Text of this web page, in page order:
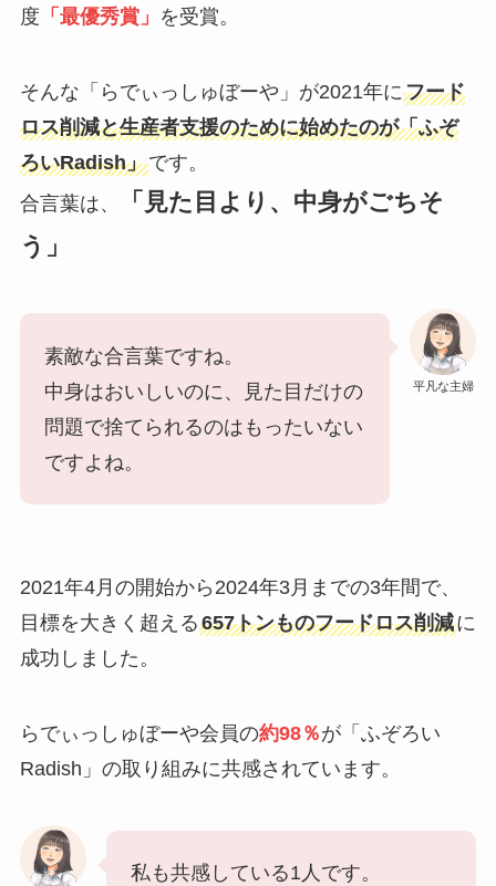
度 「最優秀賞」 を受賞。
そんな「らでぃっしゅぼーや」が2021年にフード
ロス削減と生産者支援のために始めたのが「ふぞ
ろいRadish」です。
合言葉は、
「見た目より、中身がごちそ
う」
平凡な主婦
素敵な合言葉ですね。
中身はおいしいのに、見た目だけの
問題で捨てられるのはもったいない
ですよね。
2021年4月の開始から2024年3月までの3年間で、
目標を大きく超える657トンものフードロス削減に
成功しました。
らでぃっしゅぼーや会員の約98％が「ふぞろい
Radish」の取り組みに共感されています。
私も共感している1人です。